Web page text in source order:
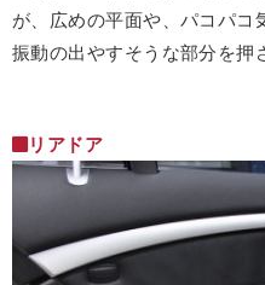
が、広めの平面や、パコパコ
振動の出やすそうな部分を押
リアドア